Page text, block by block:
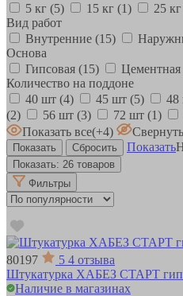
5 кг (5) 15 кг (1) 25 кг
Вид работ
Внутренние (15)
Основа
Гипсовая (15) Цементная
Количество на поддоне
40 шт (4) 45 шт (5) 48
(2)
56 шт (3) 72 шт (1)
Показать все(+4)
Свернуть
Показать
Показать: 26 товаров
Фильтры
80197 5 4 отзыва
Штукатурка ХАБЕЗ СТАРТ
Наличие в магазинах